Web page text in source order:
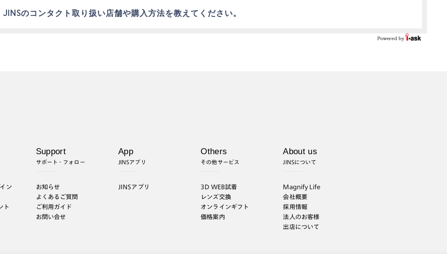
JINSのコンタクト取り扱い店舗や購入方法を教えてください。
ン
ト
Support
サポート・フォロー
お知らせ
よくあるご質問
ご利用ガイド
お問い合せ
App
JINSアプリ
JINSアプリ
Others
その他サービス
3D WEB試着
レンズ交換
オンラインギフト
価格案内
About us
JINSについて
Magnify Life
会社概要
採用情報
法人のお客様
出店について